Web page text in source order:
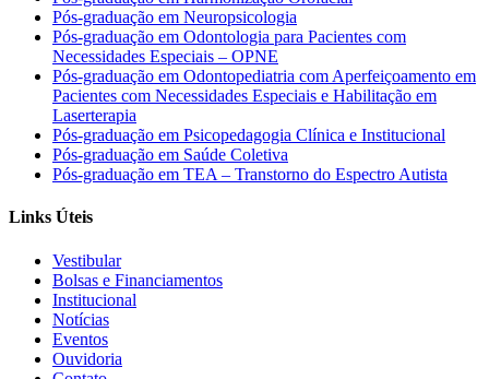
Pós-graduação em Neuropsicologia
Pós-graduação em Odontologia para Pacientes com
Necessidades Especiais – OPNE
Pós-graduação em Odontopediatria com Aperfeiçoamento em
Pacientes com Necessidades Especiais e Habilitação em
Laserterapia
Pós-graduação em Psicopedagogia Clínica e Institucional
Pós-graduação em Saúde Coletiva
Pós-graduação em TEA – Transtorno do Espectro Autista
Links Úteis
Vestibular
Bolsas e Financiamentos
Institucional
Notícias
Eventos
Ouvidoria